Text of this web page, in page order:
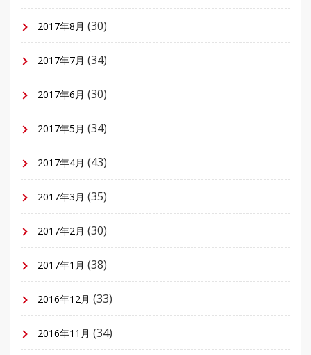
2017年8月 (30)
2017年7月 (34)
2017年6月 (30)
2017年5月 (34)
2017年4月 (43)
2017年3月 (35)
2017年2月 (30)
2017年1月 (38)
2016年12月 (33)
2016年11月 (34)